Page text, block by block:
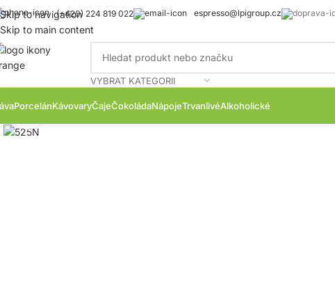
Skip to navigation
Skip to main content
(+420) 224 819 022 espresso@lpigroup.cz
VYBRAT KATEGORII
PorcelánKávovaryČajeČokoládaNápojeTrvanlivéAlkoholické
Zobrazit produktovou fotku